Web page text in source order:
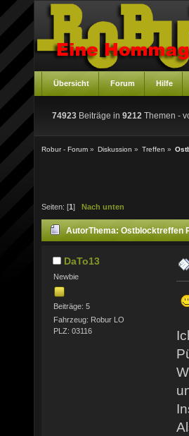
Übersicht Forum Hilfe
74923 Beiträge in 9212 Themen -
Robur - Forum » Diskussion » Treffen »
Seiten: [1 ] Nach unten
AutorThema: Ostblocktreffen
DaTo13
Newbie
Beiträge: 5
Fahrzeug: Robur LO
PLZ: 03116